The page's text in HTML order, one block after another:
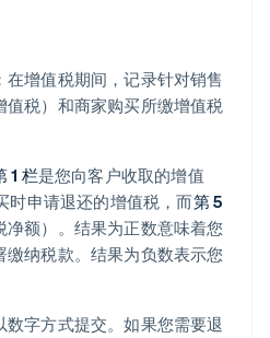
在增值税期间，记录针对销售
税）和商家购买所缴增值税
1 栏是您向客户收取的增值
时申请退还的增值税，而第 5
净额）。结果为正数意味着您
纳税款。结果为负数表示您
数字方式提交。如果您需要退